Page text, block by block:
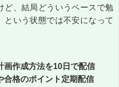
ど、結局どういうペースで勉
という状態では不安になって
画作成方法を10日で配信
合格のポイント定期配信